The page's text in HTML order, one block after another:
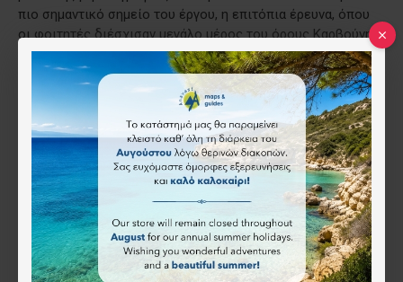
πιο σημαντικό σημείο του έργου, η επιτόπια έρευνα, όπου
οι φοιτητές διέσχισαν μεγάλο μέρος του όρους Καρβούνη
και του όρους Κέρκη, με στόχο τη συλλογή όλων των
απαραίτητων στοιχείων για την έκδοση του χάρτη.
Παράλληλα, συγκεντρώθηκε πλούσιο οπτικοακουστικό
υλικό που θα αναδειχθεί στο νέο οδηγό για το νησί. Η
Σάμος είναι ένα προικισμένο νησί με ιστορία αιώνων και
φυσικό πλούτο που δε θα μπορούσε να λείπει στο νέο
χάρτη. Γι’αυτό στην πίσω όψη θα υπάρξουν χρήσιμες
πληροφορίες για όλα αυτά τα μονοπάτια, υψομετρικά
προφίλ για όλες αυτές τις διαδρομές και φωτογραφικό
υλικό από τα μονοπάτια που διέσχισαν οι φοιτητές.